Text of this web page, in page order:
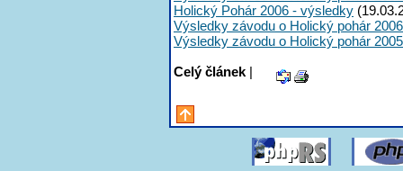
Holický Pohár 2006 - výsledky
Výsledky závodu o Holický pohár 2006
Výsledky závodu o Holický pohár 2005
Celý článek |